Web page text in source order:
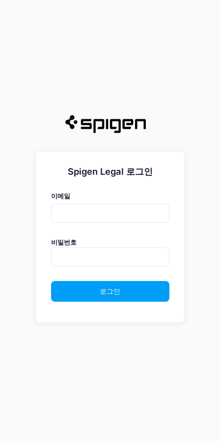
Spigen Legal 로그인
이메일
비밀번호
로그인